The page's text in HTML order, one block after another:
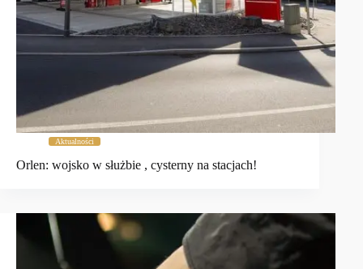
Aktualności
Orlen: wojsko w służbie , cysterny na stacjach!